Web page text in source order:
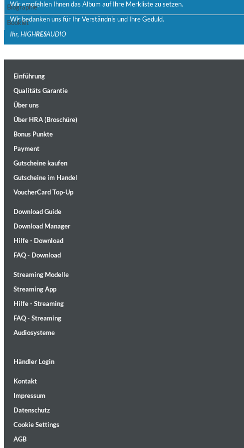
II Reworked
Bruce Liu
Genre:Classical
Wir empfehlen Ihnen das Album auf Ihre Merkliste zu setzen.
Wir bedanken uns für Ihr Verständnis und Ihre Geduld.
Ihr, HIGHRESAUDIO
Biographie
Booklet
Einführung
Qualitäts Garantie
Über uns
Über HRA (Broschüre)
Bonus Punkte
Payment
Gutscheine kaufen
Gutscheine im Handel
VoucherCard Top-Up
Download Guide
Download Manager
Hilfe - Download
FAQ - Download
Streaming Modelle
Streaming App
Hilfe - Streaming
FAQ - Streaming
Audiosysteme
Händler Login
Kontakt
Impressum
Datenschutz
Cookie Settings
AGB